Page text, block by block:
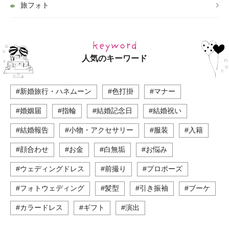
旅フォト
人気のキーワード
#新婚旅行・ハネムーン #色打掛 #マナー
#婚姻届 #指輪 #結婚記念日 #結婚祝い
#結婚報告 #小物・アクセサリー #服装 #入籍
#顔合わせ #お金 #白無垢 #お悩み
#ウェディングドレス #前撮り #プロポーズ
#フォトウェディング #髪型 #引き振袖 #ブーケ
#カラードレス #ギフト #演出